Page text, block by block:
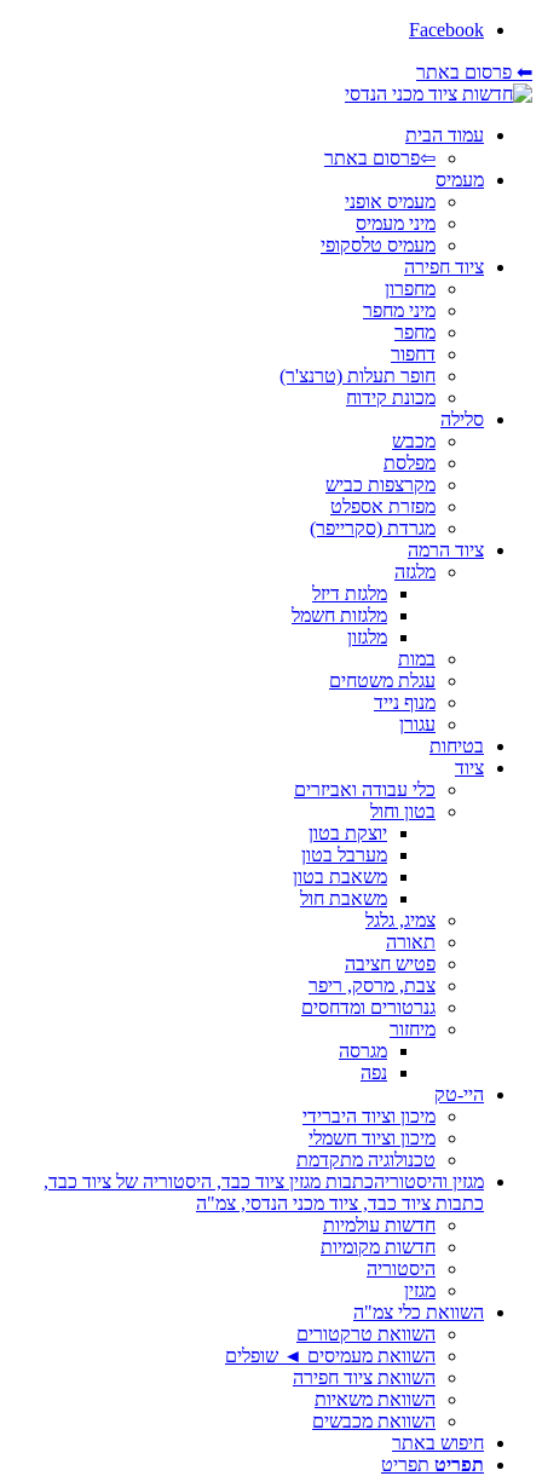
Facebook
⬅ פרסום באתר
עמוד הבית
⇦פרסום באתר
מעמיס
מעמיס אופני
מיני מעמיס
מעמיס טלסקופי
ציוד חפירה
מחפרון
מיני מחפר
מחפר
דחפור
חופר תעלות (טרנצ'ר)
מכונת קידוח
סלילה
מכבש
מפלסת
מקרצפות כביש
מפזרת אספלט
מגרדת (סקרייפר)
ציוד הרמה
מלגזה
מלגזת דיזל
מלגזות חשמל
מלגזון
במות
עגלת משטחים
מנוף נייד
עגורן
בטיחות
ציוד
כלי עבודה ואביזרים
בטון וחול
יוצקת בטון
מערבל בטון
משאבת בטון
משאבת חול
צמיג, גלגל
תאורה
פטיש חציבה
צבת, מרסק, ריפר
גנרטורים ומדחסים
מיחזור
מגרסה
נפה
היי-טק
מיכון וציוד היברידי
מיכון וציוד חשמלי
טכנולוגיה מתקדמת
מגזין והיסטוריהכתבות מגזין ציוד כבד, היסטוריה של ציוד כבד,
כתבות ציוד כבד, ציוד מכני הנדסי, צמ"ה
חדשות עולמיות
חדשות מקומיות
היסטוריה
מגזין
השוואת כלי צמ"ה
השוואת טרקטורים
השוואת מעמיסים ◄ שופלים
השוואת ציוד חפירה
השוואת משאיות
השוואת מכבשים
חיפוש באתר
תפריט תפריט